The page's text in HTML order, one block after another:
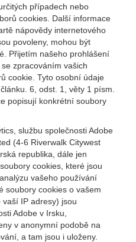
případech nebo
cookies. Další informace
nápovědy internetového
povoleny, mohou být
Přijetím našeho prohlášení
zpracováním vašich
cookie. Tyto osobní údaje
6, odst. 1, věty 1 písm.
popisují konkrétní soubory
službu společnosti Adobe
(4-6 Riverwalk Citywest
republika, dále jen
cookies, které jsou
vašeho používání
soubory cookies o vašem
IP adresy) jsou
Adobe v Irsku,
v anonymní podobě na
a tam jsou i uloženy.